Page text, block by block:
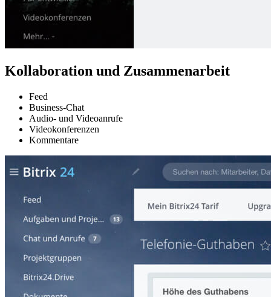
Kollaboration und Zusammenarbeit
Feed
Business-Chat
Audio- und Videoanrufe
Videokonferenzen
Kommentare